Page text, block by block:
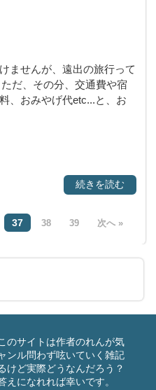
ませんが、遠出の旅行って
だ、その分、交通費や宿
、おみやげ代etc...と、お
続きを読む
37 38 39 次へ »
のサイトは作者のれんが気
ンル問わず呟いていく雑記
けど実際どうなんだろう？
えになれれば幸いです。